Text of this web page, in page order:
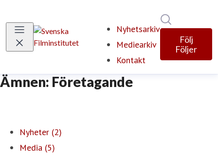
Nyhetsarkiv
Mediearkiv
Kontakt
Följ
Följer
Ämnen: Företagande
Nyheter (2)
Media (5)